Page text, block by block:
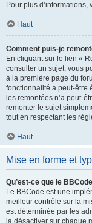
Pour plus
Haut
Comment puis-je
En cliquant sur le lien «
consulter un sujet, vous
à la première page du
fonctionnalité a peut-être
les remontées n’a peut-
remonter le sujet
tout en respectant les
Haut
Mise en forme et
Qu’est-ce que le
Le BBCode est une
meilleur contrôle sur la
est déterminée par les
la désactiver sur chaque